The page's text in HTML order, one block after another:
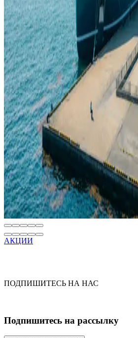
Как забронировать круиз
23 июл. 2026 г.
Бронирование круиза становится
приходится принимать все решения
правильный порядок — сначала
каюту, потом проверить, что входит в
требования содержит контракт. Только
понятны, следует подтверждать
способ забронировать круиз —
последовательно, а не всеми сразу.
Читать
УСТОЙЧИВОЕ РАЗВИТИЕ
SH Minerva Receives DCA ESG
18 июн. 2026 г.
SH Minerva Is the First Cruise Ship in
ESG Certification
Читать
АКЦИИ
ПОДПИШИТЕСЬ НА НАС
Подпишитесь на рассылку